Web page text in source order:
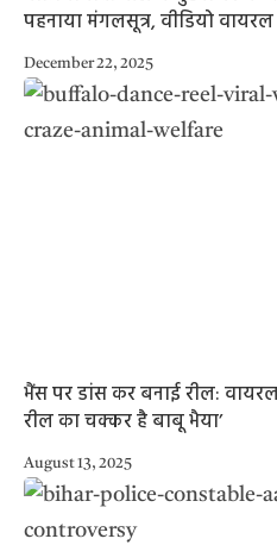
पहनाया मंगलसूत्र, वीडियो वायरल
December 22, 2025
भैंस पर डांस कर बनाई रील:
रील का चक्कर है बाबू भैया’
August 13, 2025